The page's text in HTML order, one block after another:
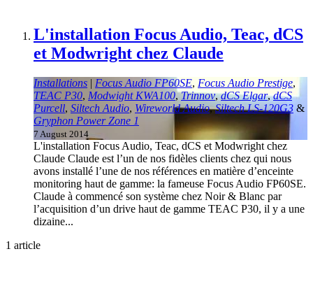
L'installation Focus Audio, Teac, dCS
et Modwright chez Claude
Installations | Focus Audio FP60SE, Focus Audio Prestige,
TEAC P30, Modwight KWA100,Trinnov,dCS Elgar,dCS
Purcell, Siltech Audio, Wireworld Audio,Siltech LS-120G3 &
Gryphon Power Zone 1
7 August 2014
L'installation Focus Audio, Teac, dCS et Modwright chez
Claude Claude est l’un de nos fidèles clients chez qui nous
avons installé l’une de nos références en matière d’enceinte
monitoring haut de gamme: la fameuse Focus Audio FP60SE.
Claude à commencé son système chez Noir & Blanc par
l’acquisition d’un drive haut de gamme TEAC P30, il y a une
dizaine...
1 article